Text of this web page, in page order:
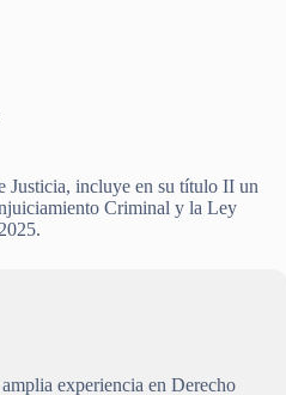
Justicia, incluye en su título II un
Criminal y la Ley
experiencia en Derecho